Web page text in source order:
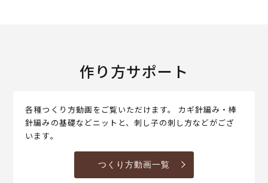
作り方サポート
各種つくり方動画をご覧いただけます。 カギ針編み・棒
針編みの基礎などニットと、刺し子の刺し方などがござ
います。
つくり方動画一覧